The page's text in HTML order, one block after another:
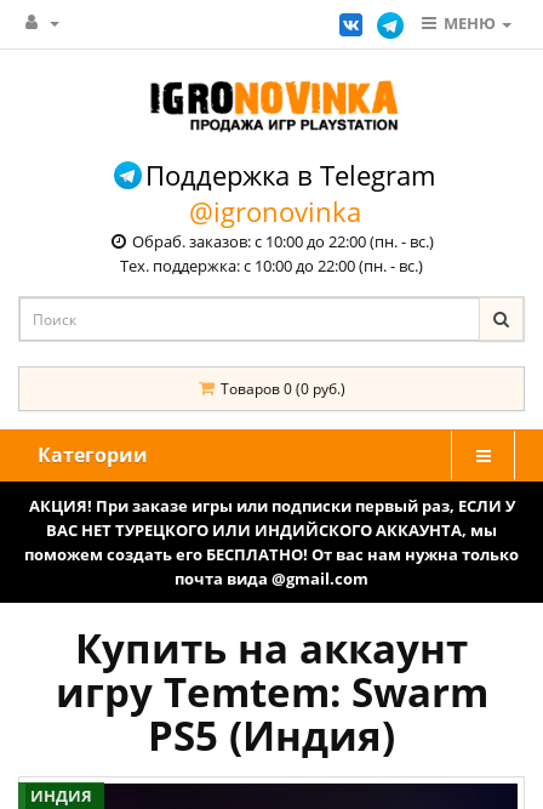
МЕНЮ
Поддержка в Telegram
@igronovinka
Обраб. заказов: с 10:00 до 22:00 (пн. - вс.)
Тех. поддержка: с 10:00 до 22:00 (пн. - вс.)
Товаров 0 (0 руб.)
Категории
АКЦИЯ! При заказе игры или подписки первый раз, ЕСЛИ У
ВАС НЕТ ТУРЕЦКОГО ИЛИ ИНДИЙСКОГО АККАУНТА, мы
поможем создать его БЕСПЛАТНО! От вас нам нужна только
почта вида @gmail.com
Купить на аккаунт
игру Temtem: Swarm
PS5 (Индия)
ИНДИЯ